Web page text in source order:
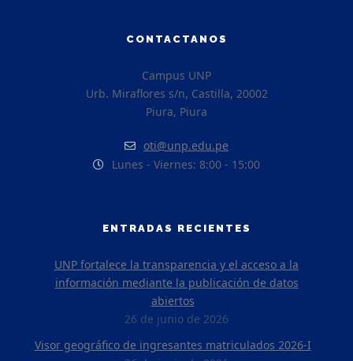
CONTACTANOS
Campus UNP
Urb. Miraflores s/n, Castilla, 20002
Piura, Piura
oti@unp.edu.pe
Lunes - Viernes: 8:00 - 15:00
ENTRADAS RECIENTES
UNP fortalece la transparencia y el acceso a la
información mediante la publicación de datos
abiertos
26 de junio de 2026
Visor geográfico de ingresantes matriculados 2026-I